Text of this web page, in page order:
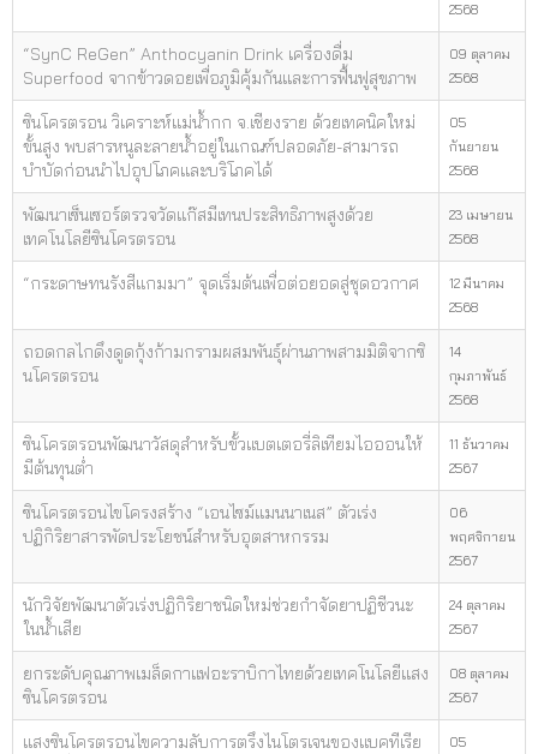
2568
“SynC ReGen” Anthocyanin Drink เครื่องดื่ม
Superfood จากข้าวดอยเพื่อภูมิคุ้มกันและการฟื้นฟูสุขภาพ
09 ตุลาคม
2568
ซินโครตรอน วิเคราะห์แม่น้ำกก จ.เชียงราย ด้วยเทคนิคใหม่
ขั้นสูง พบสารหนูละลายน้ำอยู่ในเกณฑ์ปลอดภัย-สามารถ
บำบัดก่อนนำไปอุปโภคและบริโภคได้
05
กันยายน
2568
พัฒนาเซ็นเซอร์ตรวจวัดแก๊สมีเทนประสิทธิภาพสูงด้วย
เทคโนโลยีซินโครตรอน
23 เมษายน
2568
“กระดาษทนรังสีแกมมา” จุดเริ่มต้นเพื่อต่อยอดสู่ชุดอวกาศ
12 มีนาคม
2568
ถอดกลไกดึงดูดกุ้งก้ามกรามผสมพันธุ์ผ่านภาพสามมิติจากซิ
นโครตรอน
14
กุมภาพันธ์
2568
ซินโครตรอนพัฒนาวัสดุสำหรับขั้วแบตเตอรี่ลิเทียมไอออนให้
มีต้นทุนต่ำ
11 ธันวาคม
2567
ซินโครตรอนไขโครงสร้าง “เอนไซม์แมนนาเนส” ตัวเร่ง
ปฏิกิริยาสารพัดประโยชน์สำหรับอุตสาหกรรม
06
พฤศจิกายน
2567
นักวิจัยพัฒนาตัวเร่งปฏิกิริยาชนิดใหม่ช่วยกำจัดยาปฏิชีวนะ
ในน้ำเสีย
24 ตุลาคม
2567
ยกระดับคุณภาพเมล็ดกาแฟอะราบิกาไทยด้วยเทคโนโลยีแสง
ซินโครตรอน
08 ตุลาคม
2567
แสงซินโครตรอนไขความลับการตรึงไนโตรเจนของแบคทีเรีย
05